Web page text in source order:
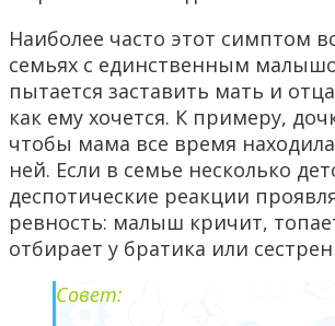
Наиболее часто этот симптом
семьях с единственным
пытается заставить мать и
как ему хочется. К примеру,
чтобы мама все время
ней. Если в семье несколько
деспотические реакции
ревность: малыш кричит,
отбирает у братика или
Совет: